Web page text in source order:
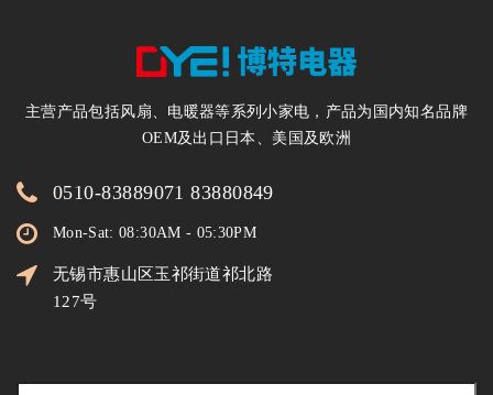
主营产品包括风扇、电暖器等系列小家电，产品为国内知名品牌
OEM及出口日本、美国及欧洲
0510-83889071 83880849
Mon-Sat: 08:30AM - 05:30PM
无锡市惠山区玉祁街道祁北路
127号